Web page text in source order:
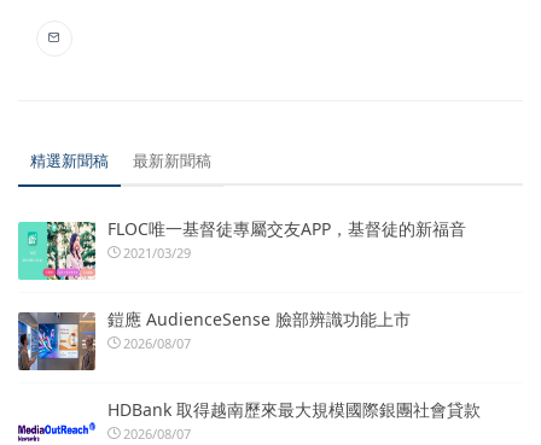
精選新聞稿 最新新聞稿
FLOC唯一基督徒專屬交友APP，基督徒的新福音
2021/03/29
鎧應 AudienceSense 臉部辨識功能上市
2026/08/07
HDBank 取得越南歷來最大規模國際銀團社會貸款
2026/08/07